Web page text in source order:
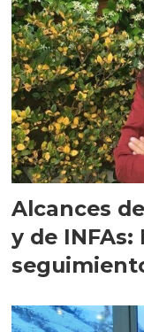
Alcances
y de